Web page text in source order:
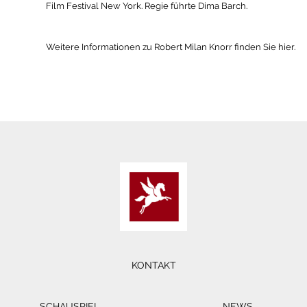
Film Festival New York. Regie führte Dima Barch.
Weitere Informationen zu Robert Milan Knorr finden Sie hier.
KONTAKT